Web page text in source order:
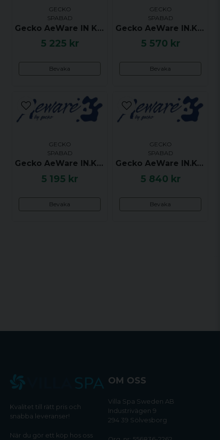
GECKO
SPABAD
Gecko AeWare IN K35 (TSC-35) Styrpanel - 6 Button
5 225 kr
Bevaka
GECKO
SPABAD
Gecko AeWare IN.K19-20P Styrpanel - Pump 1, Pump 2, Light, Up/Down
5 570 kr
Bevaka
GECKO
SPABAD
Gecko AeWare IN.K18 (TSC-18) S Series Styrpanel
5 195 kr
Bevaka
GECKO
SPABAD
Gecko AeWare IN.K4 Styrpanel 10 Buttons - Up, Pump 1, Pump 2, Pump 3, Prog, Down, Blower, Light, Mode
5 840 kr
Bevaka
Kvalitet till rätt pris och
snabba leveranser!
När du gör ett köp hos oss
OM OSS
Villa Spa Sweden AB
Industrivägen 9
294 39 Sölvesborg